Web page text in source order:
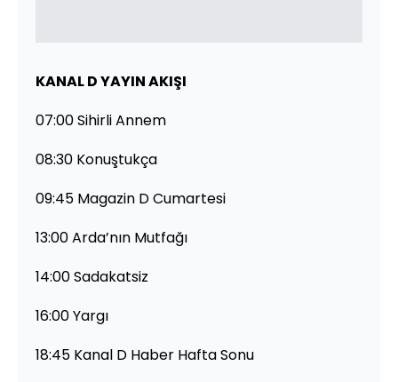
KANAL D YAYIN AKIŞI
07:00 Sihirli Annem
08:30 Konuştukça
09:45 Magazin D Cumartesi
13:00 Arda’nın Mutfağı
14:00 Sadakatsiz
16:00 Yargı
18:45 Kanal D Haber Hafta Sonu